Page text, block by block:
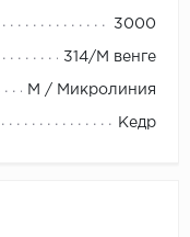
3000
314/M венге
M / Микролиния
Кедр